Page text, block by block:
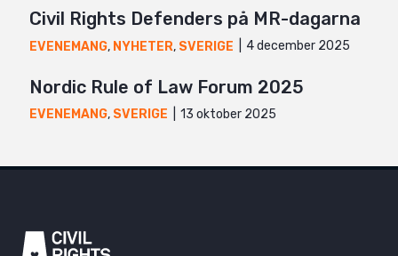
Civil Rights Defenders på MR-dagarna
EVENEMANG, NYHETER, SVERIGE 4 december 2025
Nordic Rule of Law Forum 2025
EVENEMANG, SVERIGE 13 oktober 2025